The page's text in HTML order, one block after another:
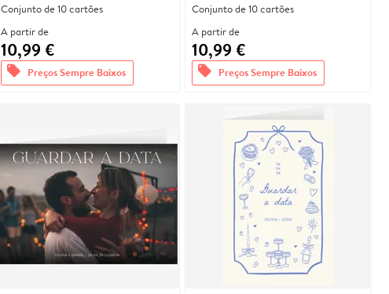
Conjunto de 10 cartões
A partir de
10,99 €
offers Preços Sempre Baixos
Conjunto de 10 cartões
A partir de
10,99 €
offers Preços Sempre Baixos